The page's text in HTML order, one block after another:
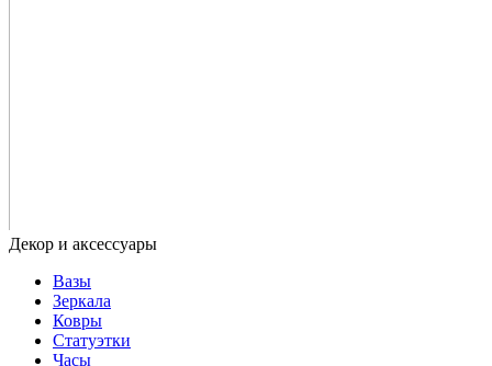
Вазы
Зеркала
Ковры
Статуэтки
Часы